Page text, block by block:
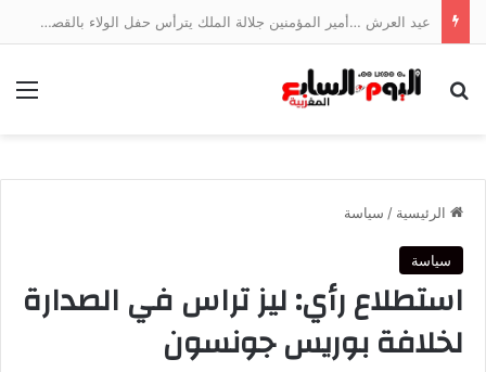
عيد العرش …أمير المؤمنين جلالة الملك يترأس حفل الولاء بالقصر الملكي بتطوان
بحث عن
الرئيسية / سياسة
سياسة
استطلاع رأي: ليز تراس في الصدارة
لخلافة بوريس جونسون